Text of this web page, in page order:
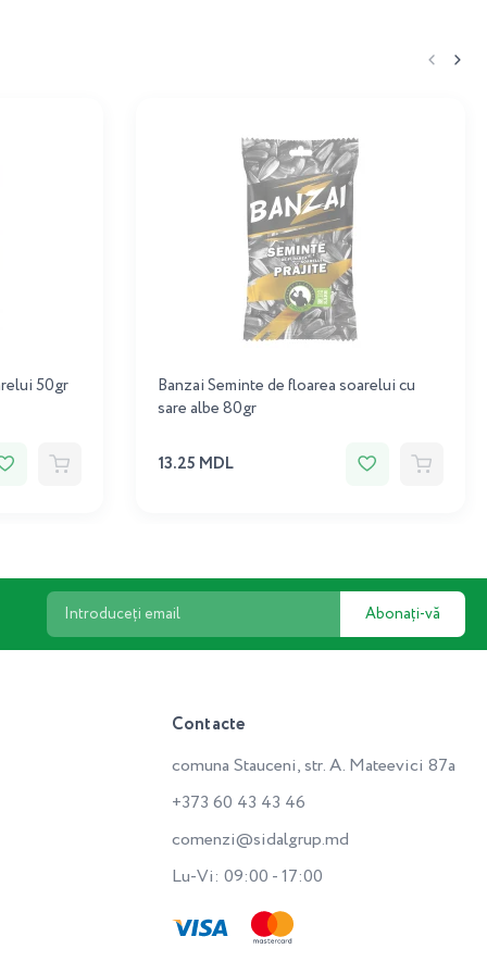
50gr
Banzai Seminte de floarea soarelui cu
sare albe 80gr
13.25 MDL
Abonați-vă
Contacte
comuna Stauceni, str. A. Mateevici 87a
+373 60 43 43 46
comenzi@sidalgrup.md
Lu-Vi: 09:00 - 17:00